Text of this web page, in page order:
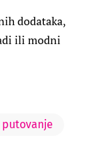
dodataka,
ili modni